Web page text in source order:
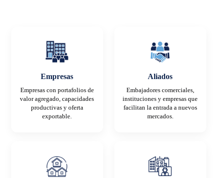
Empresas
Empresas con portafolios de
valor agregado, capacidades
productivas y oferta
exportable.
Aliados
Embajadores comerciales,
instituciones y empresas que
facilitan la entrada a nuevos
mercados.